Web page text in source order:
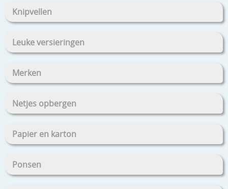
Knipvellen
Leuke versieringen
Merken
Netjes opbergen
Papier en karton
Ponsen